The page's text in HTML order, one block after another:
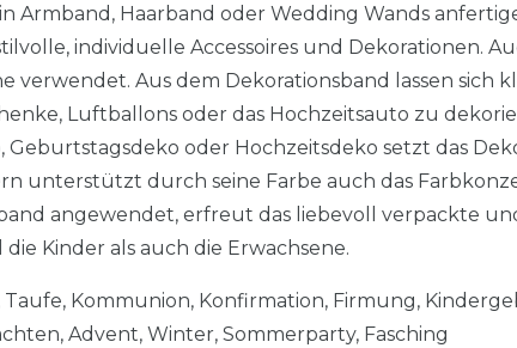
Armband, Haarband oder Wedding Wands
individuelle Accessoires und Dekorationen.
verwendet. Aus dem Dekorationsband lassen sich
Luftballons oder das Hochzeitsauto zu
Geburtstagsdeko oder Hochzeitsdeko setzt das
unterstützt durch seine Farbe auch das
angewendet, erfreut das liebevoll verpackte
Kinder als auch die Erwachsene.
Taufe, Kommunion, Konfirmation, Firmung,
Advent, Winter, Sommerparty, Fasching